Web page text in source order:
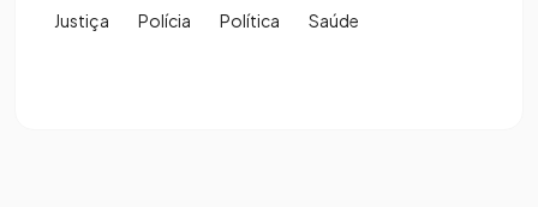
Justiça Polícia Política Saúde